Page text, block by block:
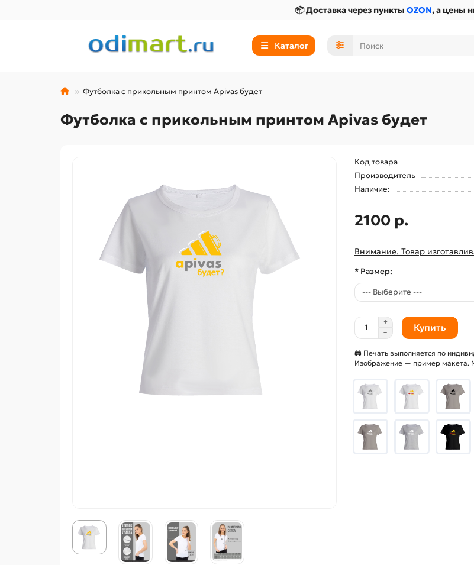
📦 Доставка через пункты OZON, а цены
Каталог
Футболка с прикольным принтом Apivas будет
Футболка с прикольным принтом Apivas будет
Код товара
Производитель
Наличие:
2100 р.
Внимание. Товар
* Размер:
Купить
🖨 Печать выполняется по
Изображение — пример макета.